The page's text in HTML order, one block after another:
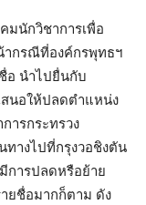
มนักวิชาการเพื่อ
ากรณีที่องค์กรพุทธฯ
อ นำไปยื่นกับ
นอให้ปลดตำแหน่ง
ารกระทรวง
ทางไปที่กรุงวอชิงตัน
การปลดหรือย้าย
ยชื่อมากก็ตาม ดัง